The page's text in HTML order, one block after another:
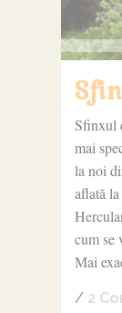
Sfinxul
mai
la noi
aflată
cum se
Mai
/ 2